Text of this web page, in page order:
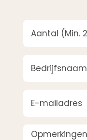
Opmerkingen